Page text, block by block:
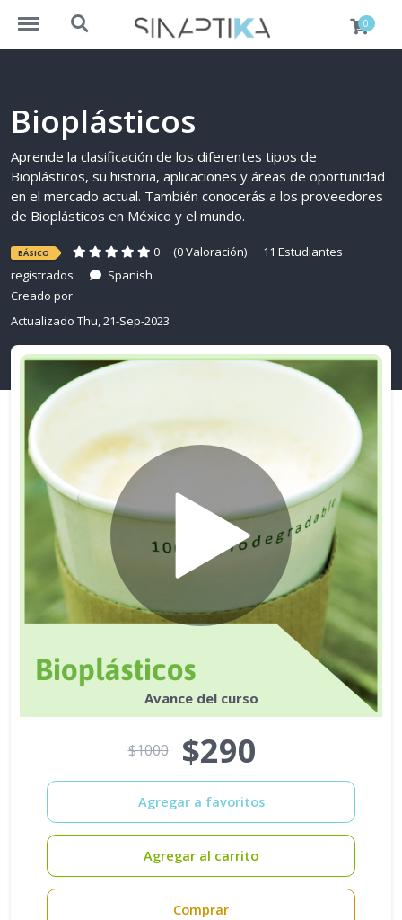
https://www.sinaptika.pro/menu
https://www.sinaptika.pro/search 0
Bioplásticos
Aprende la clasificación de los diferentes tipos de
Bioplásticos, su historia, aplicaciones y áreas de oportunidad
en el mercado actual. También conocerás a los proveedores
de Bioplásticos en México y el mundo.
BÁSICO 0 (0 Valoración)
11 Estudiantes
registrados
Spanish
Creado por
Actualizado Thu, 21-Sep-2023
Avance del curso
$1000 $290
Agregar a favoritos
Agregar al carrito
Comprar